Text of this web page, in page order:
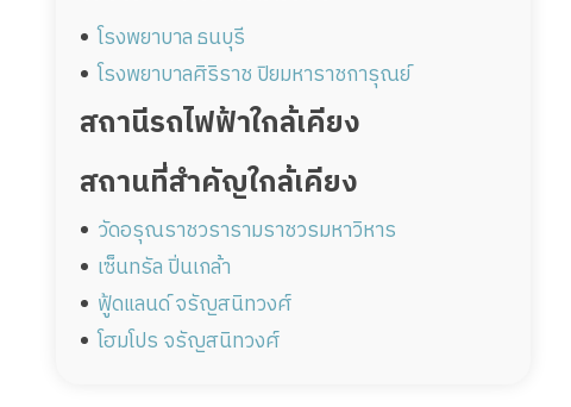
โรงพยาบาล ธนบุรี
โรงพยาบาลศิริราช ปิยมหาราชการุณย์
สถานีรถไฟฟ้าใกล้เคียง
สถานที่สำคัญใกล้เคียง
วัดอรุณราชวรารามราชวรมหาวิหาร
เซ็นทรัล ปิ่นเกล้า
ฟู้ดแลนด์ จรัญสนิทวงศ์
โฮมโปร จรัญสนิทวงศ์